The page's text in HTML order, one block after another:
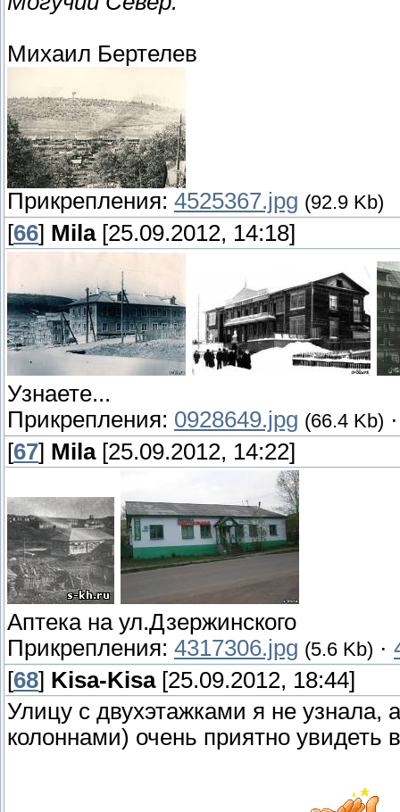
Михаил Бертелев
Прикрепления: 4525367.jpg (92.9 Kb)
[66] Mila[25.09.2012, 14:18]
Узнаете...
Прикрепления: 0928649.jpg (66.4 Kb)
[67] Mila[25.09.2012, 14:22]
Аптека на ул.Дзержинского
Прикрепления: 4317306.jpg (5.6 Kb) ·
[68] Kisa-Kisa[25.09.2012, 18:44]
Улицу с двухэтажками я не
колоннами) очень приятно